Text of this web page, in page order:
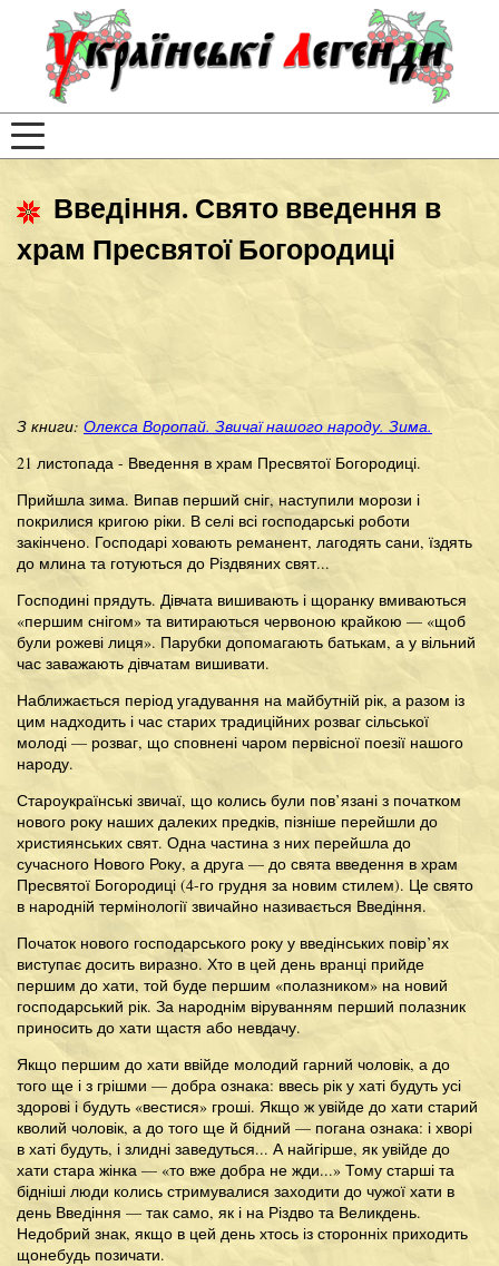
Введіння. Свято введення в
храм Пресвятої Богородиці
З книги: Олекса Воропай. Звичаї нашого народу. Зима.
21 листопада - Введення в храм Пресвятої Богородиці.
Прийшла зима. Випав перший сніг, наступили морози і
покрилися кригою ріки. В селі всі господарські роботи
закінчено. Господарі ховають реманент, лагодять сани, їздять
до млина та готуються до Різдвяних свят...
Господині прядуть. Дівчата вишивають і щоранку вмиваються
«першим снігом» та витираються червоною крайкою — «щоб
були рожеві лиця». Парубки допомагають батькам, а у вільний
час заважають дівчатам вишивати.
Наближається період угадування на майбутній рік, а разом із
цим надходить і час старих традиційних розваг сільської
молоді — розваг, що сповнені чаром первісної поезії нашого
народу.
Староукраїнські звичаї, що колись були пов’язані з початком
нового року наших далеких предків, пізніше перейшли до
християнських свят. Одна частина з них перейшла до
сучасного Нового Року, а друга — до свята введення в храм
Пресвятої Богородиці (4-го грудня за новим стилем). Це свято
в народній термінології звичайно називається Введіння.
Початок нового господарського року у введінських повір’ях
виступає досить виразно. Хто в цей день вранці прийде
першим до хати, той буде першим «полазником» на новий
господарський рік. За народнім віруванням перший полазник
приносить до хати щастя або невдачу.
Якщо першим до хати ввійде молодий гарний чоловік, а до
того ще і з грішми — добра ознака: ввесь рік у хаті будуть усі
здорові і будуть «вестися» гроші. Якщо ж увійде до хати старий
кволий чоловік, а до того ще й бідний — погана ознака: і хворі
в хаті будуть, і злидні заведуться... А найгірше, як увійде до
хати стара жінка — «то вже добра не жди...» Тому старші та
бідніші люди колись стримувалися заходити до чужої хати в
день Введіння — так само, як і на Різдво та Великдень.
Недобрий знак, якщо в цей день хтось із сторонніх приходить
щонебудь позичати.